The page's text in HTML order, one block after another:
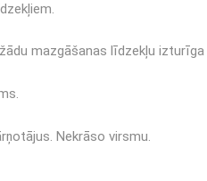
mazgāšanas līdzekļu izturīga
Nekrāso virsmu.